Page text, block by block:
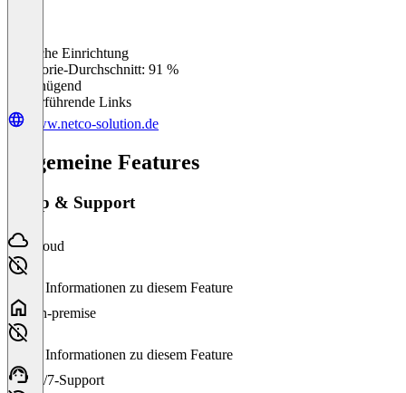
Einfache Einrichtung
Kategorie-Durchschnitt: 91 %
Ungenügend
Weiterführende Links
www.netco-solution.de
Allgemeine Features
Setup & Support
Cloud
Keine Informationen zu diesem Feature
On-premise
Keine Informationen zu diesem Feature
24/7-Support